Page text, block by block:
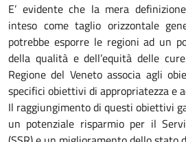
E’ evidente che la mera
inteso come taglio orizzontale
potrebbe esporre le regioni ad un
della qualità e dell’equità delle
Regione del Veneto associa agli
specifici obiettivi di appropriatezza e
Il raggiungimento di questi obiettivi
un potenziale risparmio per il